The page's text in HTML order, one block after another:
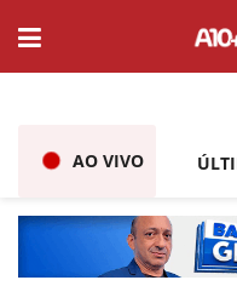
AO VIVO